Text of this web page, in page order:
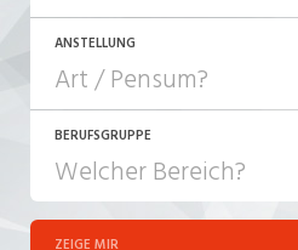
ANSTELLUNG
JOB-TYP
Festanstellung
BERUFSGRUPPE
ZEIGE MIR